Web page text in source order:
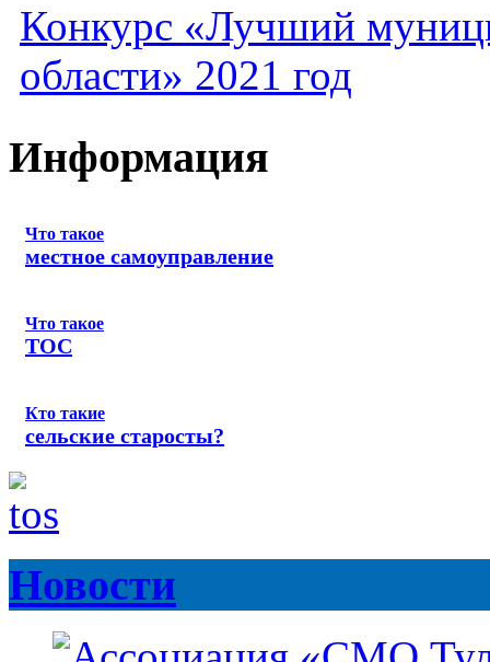
Конкурс «Лучший
области» 2021 год
Информация
Что такое
местное самоуправление
Что такое
ТОС
Кто такие
сельские старосты?
Новости